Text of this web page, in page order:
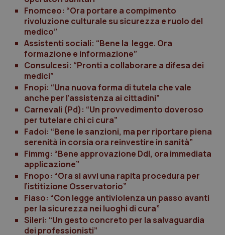
Fnomceo: “Ora portare a compimento
rivoluzione culturale su sicurezza e ruolo del
medico”
Assistenti sociali: “Bene la legge. Ora
formazione e informazione”
Consulcesi: “Pronti a collaborare a difesa dei
medici”
Fnopi: “Una nuova forma di tutela che vale
anche per l’assistenza ai cittadini”
Carnevali (Pd): “Un provvedimento doveroso
per tutelare chi ci cura”
Fadoi: “Bene le sanzioni, ma per riportare piena
serenità in corsia ora reinvestire in sanità”
Fimmg: “Bene approvazione Ddl, ora immediata
applicazione”
Fnopo: “Ora si avvi una rapita procedura per
l’istitizione Osservatorio”
Fiaso: “Con legge antiviolenza un passo avanti
per la sicurezza nei luoghi di cura”
Sileri: “Un gesto concreto per la salvaguardia
dei professionisti”
CookieScriptConsent
CookieScript
www.quotidianosanita.it
tracking-sites-ironfish-
tracking-enable
www.quotidianosanita.it
tracking-sites-ironfish-
session-id
www.quotidianosanita.it